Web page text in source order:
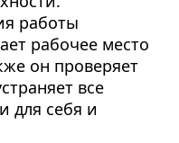
работы
рабочее место
он проверяет
все
для себя и